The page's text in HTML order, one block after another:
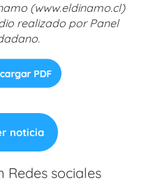
(www.eldinamo.cl)
realizado por Panel
noticia
Redes sociales